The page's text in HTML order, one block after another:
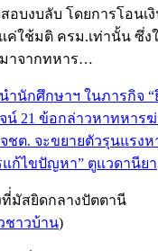
อบงบลับ โดยการโอน
ค่ใช้มติ ครม.เท่านั้น ซึ่ง
มาจากทหาร…
ำนักศึกษาฯ ในภารกิจ
น์ 21 ข้อกล่าวหาทหาร
ชต. จะขยายตัวรุนแรงห
ก้ไขปัญหา” ตูแวดานียา
ชาวบ้าน)